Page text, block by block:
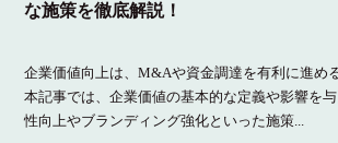
な施策を徹底解説！
企業価値向上は、M&Aや資金調達を有利に進め
本記事では、企業価値の基本的な定義や影響を
性向上やブランディング強化といった施策...